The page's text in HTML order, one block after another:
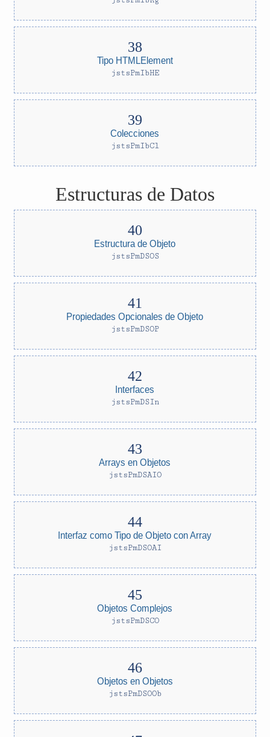
Tipo HTMLElement
jstsPmIbHE
Colecciones
jstsPmIbCl
Estructuras de Datos
Estructura de Objeto
jstsPmDSOS
Propiedades Opcionales de Objeto
jstsPmDSOP
Interfaces
jstsPmDSIn
Arrays en Objetos
jstsPmDSAIO
Interfaz como Tipo de Objeto con Array
jstsPmDSOAI
Objetos Complejos
jstsPmDSCO
Objetos en Objetos
jstsPmDSOOb